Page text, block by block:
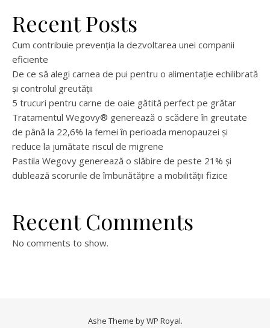
Recent Posts
Cum contribuie prevenția la dezvoltarea unei companii
eficiente
De ce să alegi carnea de pui pentru o alimentație echilibrată
și controlul greutății
5 trucuri pentru carne de oaie gătită perfect pe grătar
Tratamentul Wegovy® generează o scădere în greutate
de până la 22,6% la femei în perioada menopauzei și
reduce la jumătate riscul de migrene
Pastila Wegovy generează o slăbire de peste 21% și
dublează scorurile de îmbunătățire a mobilității fizice
Recent Comments
No comments to show.
Ashe Theme byWP Royal.